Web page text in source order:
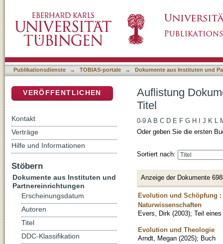
Publikationsdienste → TOBIAS-portale → Dokumente aus Instituten und
Auflistung
Titel
0-9 A B C D E F G H J K L
Oder geben Sie die ersten
Sortiert nach:
Anzeige der Dokumente
Evolution und Schöpfung
Naturwissenschaften
Evers, Dirk (2003); Teil
Evolution und Theologie
Arndt, Megan (2025); Buch
VERÖFFENTLICHEN
Kontakt
Verträge
Hilfe und Informationen
Stöbern
Dokumente aus Instituten und
Partnereinrichtungen
Erscheinungsdatum
Autoren
Titel
DDC-Klassifikation